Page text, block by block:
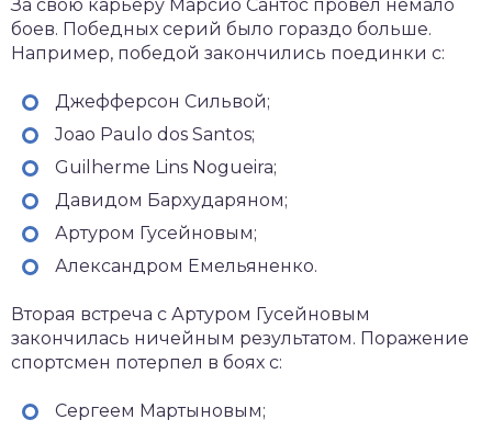
За свою карьеру Марсио Сантос провел немало
боев. Победных серий было гораздо больше.
Например, победой закончились поединки с:
Джефферсон Сильвой;
Joao Paulo dos Santos;
Guilherme Lins Nogueira;
Давидом Бархударяном;
Артуром Гусейновым;
Александром Емельяненко.
Вторая встреча с Артуром Гусейновым
закончилась ничейным результатом. Поражение
спортсмен потерпел в боях с:
Сергеем Мартыновым;